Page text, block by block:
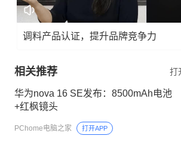
调料产品认证，提升品牌竞争力
相关推荐 打
华为nova 16 SE发布：8500mAh电池
+红枫镜头
PChome电脑之家 打开APP